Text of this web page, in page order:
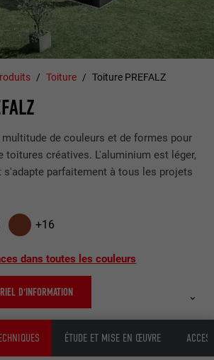
Toiture Toiture PREFALZ
multitude de couleurs et de formes pour
toitures créatives. L'aluminium est léger,
parfaitement à tous les projets
+16
dans toutes les couleurs
D'INFORMATION
ÉTUDE ET MISE EN ŒUVRE